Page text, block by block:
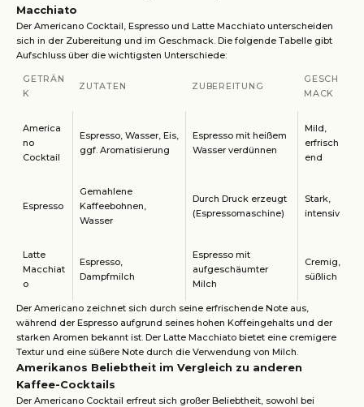
Macchiato
Der Americano Cocktail, Espresso und Latte Macchiato unterscheiden
sich in der Zubereitung und im Geschmack. Die folgende Tabelle gibt
Aufschluss über die wichtigsten Unterschiede:
GETRÄN
K
ZUTATEN ZUBEREITUNG
GESCH
MACK
America
no
Cocktail
Espresso, Wasser, Eis,
ggf. Aromatisierung
Espresso mit heißem
Wasser verdünnen
Mild,
erfrisch
end
Espresso
Gemahlene
Kaffeebohnen,
Wasser
Durch Druck erzeugt
(Espressomaschine)
Stark,
intensiv
Latte
Macchiat
o
Espresso,
Dampfmilch
Espresso mit
aufgeschäumter
Milch
Cremig,
süßlich
Der Americano zeichnet sich durch seine erfrischende Note aus,
während der Espresso aufgrund seines hohen Koffeingehalts und der
starken Aromen bekannt ist. Der Latte Macchiato bietet eine cremigere
Textur und eine süßere Note durch die Verwendung von Milch.
Amerikanos Beliebtheit im Vergleich zu anderen
Kaffee-Cocktails
Der Americano Cocktail erfreut sich großer Beliebtheit, sowohl bei